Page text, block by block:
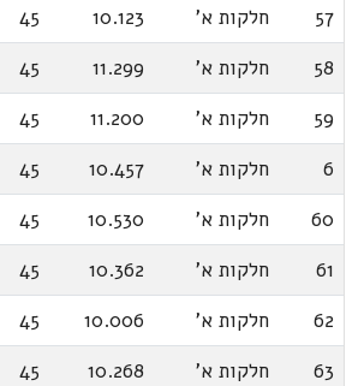
57
חלקות א' 10.123
45
58
חלקות א' 11.299
45
59
חלקות א' 11.200
45
6
חלקות א' 10.457
45
60
חלקות א' 10.530
45
61
חלקות א' 10.362
45
62
חלקות א' 10.006
45
63
חלקות א' 10.268
45